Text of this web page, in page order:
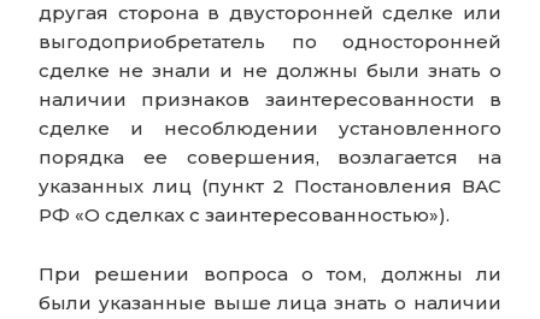
другая сторона в двусторонней сделке или
выгодоприобретатель по односторонней
сделке не знали и не должны были знать о
наличии признаков заинтересованности в
сделке и несоблюдении установленного
порядка ее совершения, возлагается на
указанных лиц (пункт 2 Постановления ВАС
РФ «О сделках с заинтересованностью»).
При решении вопроса о том, должны ли
были указанные выше лица знать о наличии